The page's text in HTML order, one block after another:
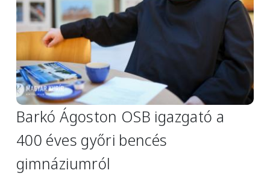
Barkó Ágoston OSB igazgató a
400 éves győri bencés
gimnáziumról